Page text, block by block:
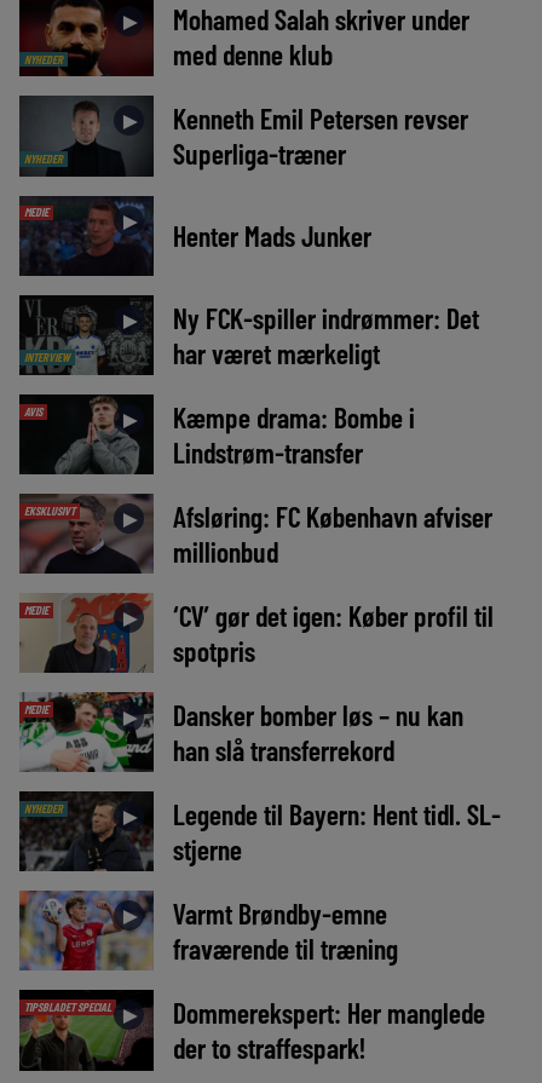
NYHEDER
►
Mohamed Salah skriver under
med denne klub
NYHEDER
►
Kenneth Emil Petersen revser
Superliga-træner
MEDIE ► Henter Mads Junker
INTERVIEW
►
Ny FCK-spiller indrømmer: Det
har været mærkeligt
AVIS ►
Kæmpe drama: Bombe i
Lindstrøm-transfer
EKSKLUSIVT ►
Afsløring: FC København afviser
millionbud
MEDIE ►
‘CV’ gør det igen: Køber profil til
spotpris
MEDIE ►
Dansker bomber løs – nu kan
han slå transferrekord
NYHEDER ►
Legende til Bayern: Hent tidl. SL-
stjerne
►
Varmt Brøndby-emne
fraværende til træning
TIPSBLADET SPECIAL ►
Dommerekspert: Her manglede
der to straffespark!